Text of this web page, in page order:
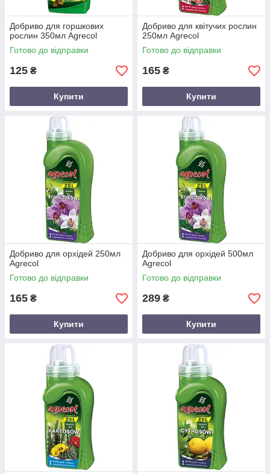
Добриво для горшкових
рослин 350мл Agrecol
Готово до відправки
125 ₴
Купити
Добриво для квітучих рослин
250мл Agrecol
Готово до відправки
165 ₴
Купити
Добриво для орхідей 250мл
Agrecol
Готово до відправки
165 ₴
Купити
Добриво для орхідей 500мл
Agrecol
Готово до відправки
289 ₴
Купити